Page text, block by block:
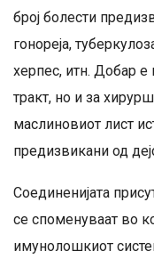
број болести
гонореја,
херпес, итн. Добар
тракт, но и за
маслиновиот лист
предизвикани од
Соединенијата
се споменуваат во
имунолошкиот